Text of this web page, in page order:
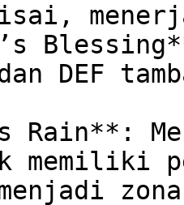
DEF
memiliki